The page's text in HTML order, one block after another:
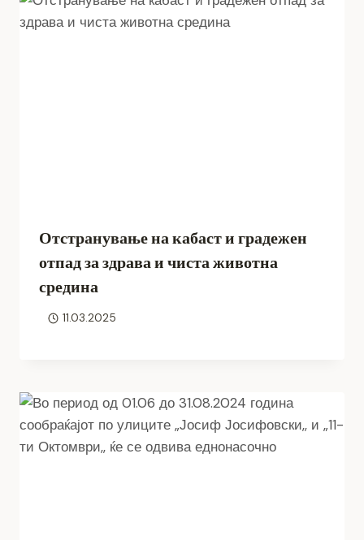
Отстранување на кабаст и градежен
отпад за здрава и чиста животна
средина
11.03.2025